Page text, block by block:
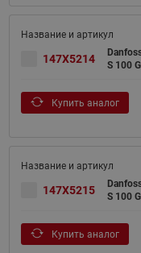
147X5214
S 100
Купить аналог
147X5215
S 100
Купить аналог